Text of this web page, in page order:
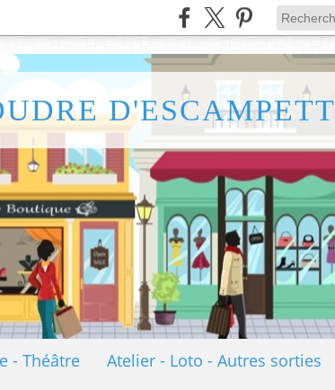
- Théâtre Atelier - Loto - Autres sorties